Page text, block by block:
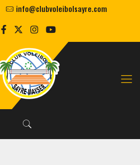
de herramientas
info@clubvoleibolsayre.com